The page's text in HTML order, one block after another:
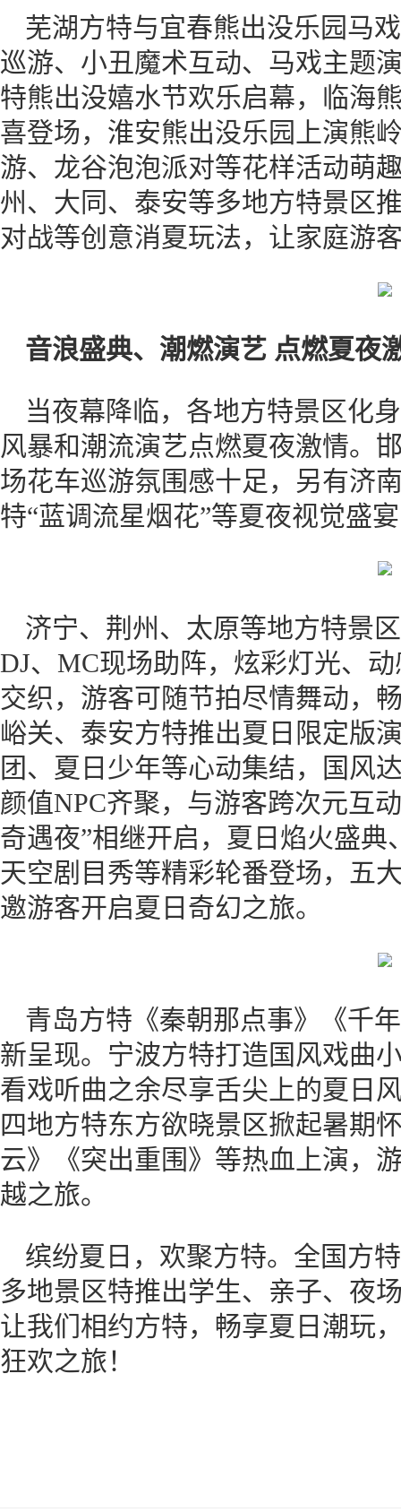
芜湖方特与宜春熊出没乐园马
巡游、小丑魔术互动、马戏主题
特熊出没嬉水节欢乐启幕，临海
喜登场，淮安熊出没乐园上演熊
游、龙谷泡泡派对等花样活动萌
州、大同、泰安等多地方特景区
对战等创意消夏玩法，让家庭游
音浪盛典、潮燃演艺 点燃夏夜
当夜幕降临，各地方特景区化
风暴和潮流演艺点燃夏夜激情。
场花车巡游氛围感十足，另有济
特“蓝调流星烟花”等夏夜视觉盛
济宁、荆州、太原等地方特景
DJ、MC现场助阵，炫彩灯光、
交织，游客可随节拍尽情舞动，
峪关、泰安方特推出夏日限定版
团、夏日少年等心动集结，国风
颜值NPC齐聚，与游客跨次元互
奇遇夜”相继开启，夏日焰火盛
天空剧目秀等精彩轮番登场，五
邀游客开启夏日奇幻之旅。
青岛方特《秦朝那点事》《千
新呈现。宁波方特打造国风戏曲
看戏听曲之余尽享舌尖上的夏日
四地方特东方欲晓景区掀起暑期
云》《突出重围》等热血上演，
越之旅。
缤纷夏日，欢聚方特。全国方
多地景区特推出学生、亲子、夜
让我们相约方特，畅享夏日潮玩
狂欢之旅！